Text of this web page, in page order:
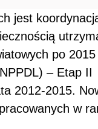
jest
po
– Etap II
2012-2015.
w